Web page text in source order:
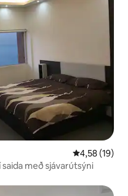
4,58 af 5 í
4,58 (19)
með sjávarútsýni